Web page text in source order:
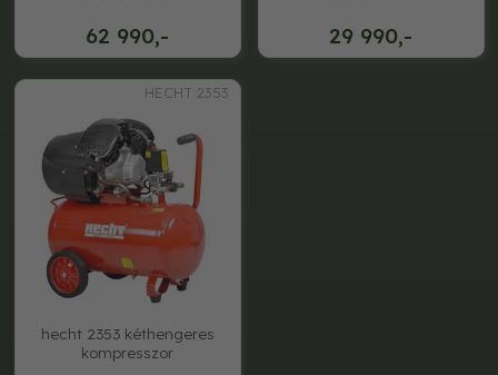
62 990,- 29 990,-
HECHT 2353
hecht 2353 kéthengeres
kompresszor